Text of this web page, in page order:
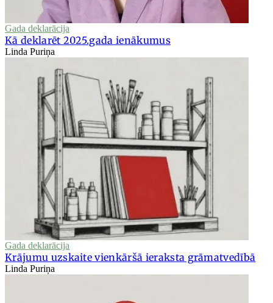
Gada deklarācija
Kā deklarēt 2025.gada ienākumus
Linda Puriņa
Gada deklarācija
Krājumu uzskaite vienkāršā ieraksta grāmatvedībā
Linda Puriņa